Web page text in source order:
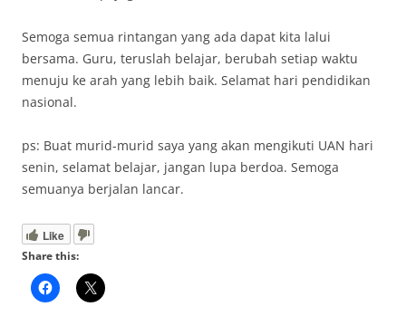
Semoga semua rintangan yang ada dapat kita lalui
bersama. Guru, teruslah belajar, berubah setiap waktu
menuju ke arah yang lebih baik. Selamat hari pendidikan
nasional.
ps: Buat murid-murid saya yang akan mengikuti UAN hari
senin, selamat belajar, jangan lupa berdoa. Semoga
semuanya berjalan lancar.
Like
Share this: